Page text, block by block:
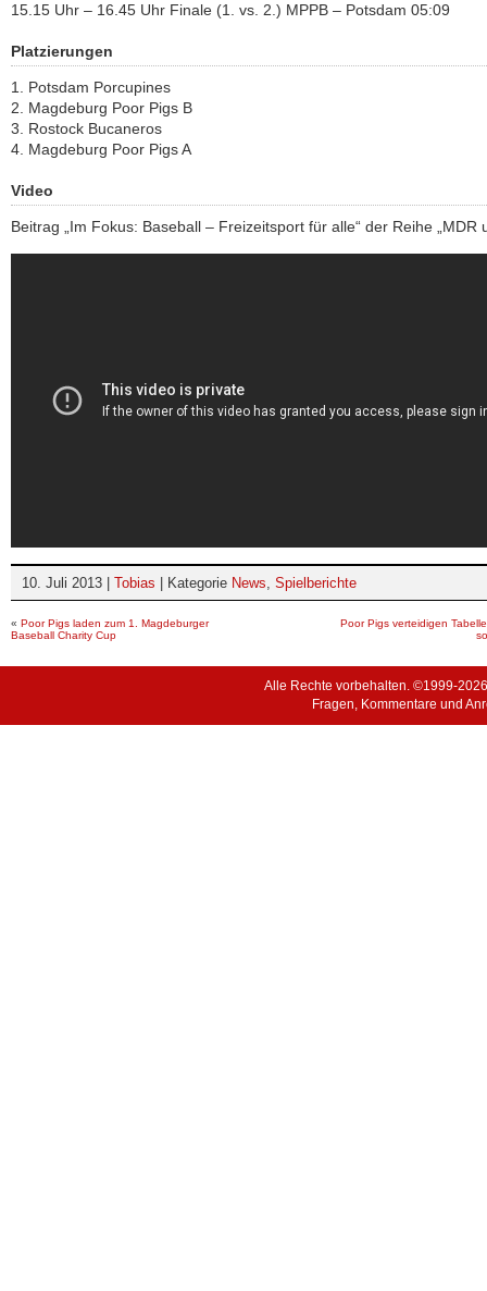
15.15 Uhr – 16.45 Uhr Finale (1. vs. 2.) MPPB – Potsdam 05:09
Platzierungen
1. Potsdam Porcupines
2. Magdeburg Poor Pigs B
3. Rostock Bucaneros
4. Magdeburg Poor Pigs A
Video
Beitrag „Im Fokus: Baseball – Freizeitsport für alle“ der Reihe „MDR
10. Juli 2013 | Tobias | Kategorie News, Spielberichte
« Poor Pigs laden zum 1. Magdeburger
Baseball Charity Cup
Poor Pigs verteidigen
Alle Rechte vorbehalten. ©1999-
Fragen, Kommentare und